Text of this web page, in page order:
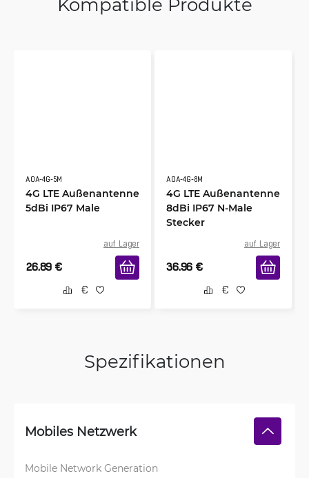
AOA-4G-5M
4G LTE Außenantenne
5dBi IP67 Male
auf Lager
26.89 €
AOA-4G-8M
4G LTE Außenantenne
8dBi IP67 N-Male
Stecker
auf Lager
36.96 €
Spezifikationen
Mobiles Netzwerk
Mobile Network Generation